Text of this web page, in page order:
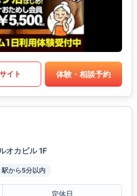
イト 体験・相談予約
オカビル 1F
駅から5分以内
定休日